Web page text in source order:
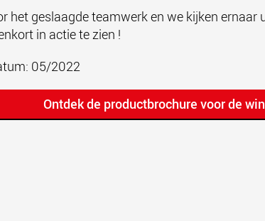
het geslaagde teamwerk en we kijken ernaar
in actie te zien !
05/2022
Ontdek de productbrochure voor de